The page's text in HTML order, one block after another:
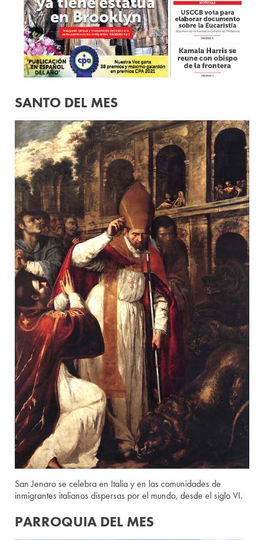
SANTO DEL MES
San Jenaro se celebra en Italia y en las comunidades de
inmigrantes italianos dispersas por el mundo, desde el siglo VI.
PARROQUIA DEL MES